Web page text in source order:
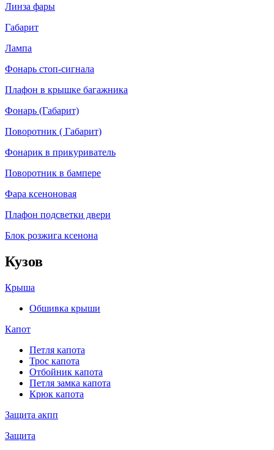
Линза фары
Габарит
Лампа
Фонарь стоп-сигнала
Плафон в крышке багажника
Фонарь (Габарит)
Поворотник ( Габарит)
Фонарик в прикуриватель
Поворотник в бампере
Фара ксеноновая
Плафон подсветки двери
Блок розжига ксенона
Кузов
Крыша
Обшивка крыши
Капот
Петля капота
Трос капота
Отбойник капота
Петля замка капота
Крюк капота
Защита акпп
Защита